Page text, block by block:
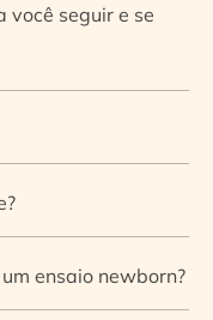
você seguir e se
ensaio newborn?